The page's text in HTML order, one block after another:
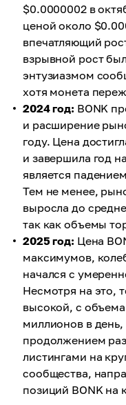
$0.0000002 в
ценой около
впечатляющий
взрывной рост
энтузиазмом
хотя монета
2024 год: BONK
и расширение
году. Цена
и завершила год
является
Тем не менее,
выросла до
так как объемы
2025 год: Цена
максимумов,
начался с
Несмотря на это,
высокой, с
миллионов в
продолжением
листингами на
сообщества,
позиций BONK на